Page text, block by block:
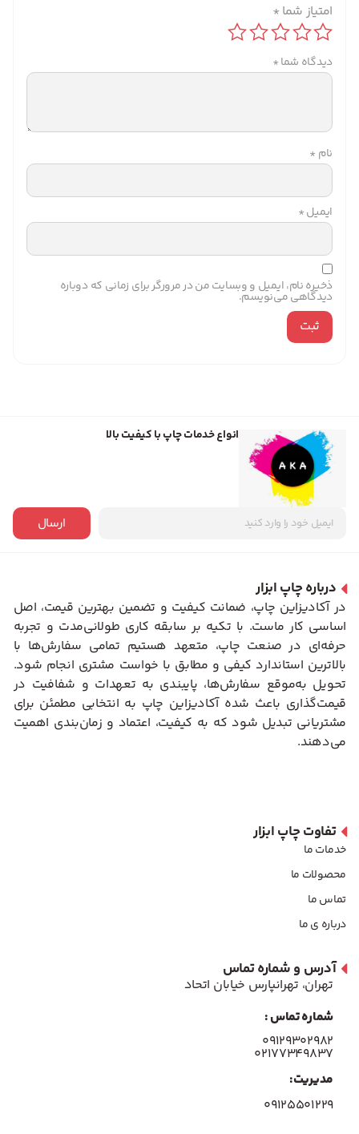
امتیاز شما *
دیدگاه شما*
نام *
ایمیل*
ذخیره نام، ایمیل و وبسایت من در مرورگر برای زمانی که دوباره
دیدگاهی می‌نویسم.
انواع خدمات چاپ با کیفیت بالا
ارسال
درباره چاپ ابزار
در آکادیزاین چاپ، ضمانت کیفیت و تضمین بهترین قیمت، اصل
اساسی کار ماست. با تکیه بر سابقه کاری طولانی‌مدت و تجربه
حرفه‌ای در صنعت چاپ، متعهد هستیم تمامی سفارش‌ها با
بالاترین استاندارد کیفی و مطابق با خواست مشتری انجام شود.
تحویل به‌موقع سفارش‌ها، پایبندی به تعهدات و شفافیت در
قیمت‌گذاری باعث شده آکادیزاین چاپ به انتخابی مطمئن برای
مشتریانی تبدیل شود که به کیفیت، اعتماد و زمان‌بندی اهمیت
می‌دهند.
تفاوت چاپ ابزار
خدمات ما
محصولات ما
تماس ما
درباره ی ما
آدرس و شماره تماس
تهران، تهرانپارس خیابان اتحاد
شماره تماس :
۰۹۱۲۹۳۰۲۹۸۲
۰۲۱۷۷۳۴۹۸۳۷
مدیریت:
۰۹۱۲۵۵۰۱۲۲۹